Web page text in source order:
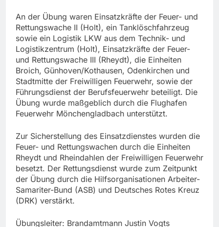
An der Übung waren Einsatzkräfte der Feuer- und
Rettungswache II (Holt), ein Tanklöschfahrzeug
sowie ein Logistik LKW aus dem Technik- und
Logistikzentrum (Holt), Einsatzkräfte der Feuer-
und Rettungswache III (Rheydt), die Einheiten
Broich, Günhoven/Kothausen, Odenkirchen und
Stadtmitte der Freiwilligen Feuerwehr, sowie der
Führungsdienst der Berufsfeuerwehr beteiligt. Die
Übung wurde maßgeblich durch die Flughafen
Feuerwehr Mönchengladbach unterstützt.
Zur Sicherstellung des Einsatzdienstes wurden die
Feuer- und Rettungswachen durch die Einheiten
Rheydt und Rheindahlen der Freiwilligen Feuerwehr
besetzt. Der Rettungsdienst wurde zum Zeitpunkt
der Übung durch die Hilfsorganisationen Arbeiter-
Samariter-Bund (ASB) und Deutsches Rotes Kreuz
(DRK) verstärkt.
Übungsleiter: Brandamtmann Justin Vogts